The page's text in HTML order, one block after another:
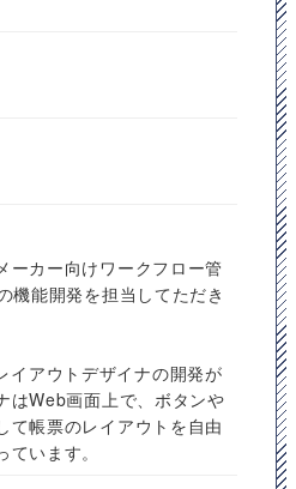
ーカー向けワークフロー管
機能開発を担当してただき
アウトデザイナの開発が
はWeb画面上で、ボタンや
て帳票のレイアウトを自由
います。